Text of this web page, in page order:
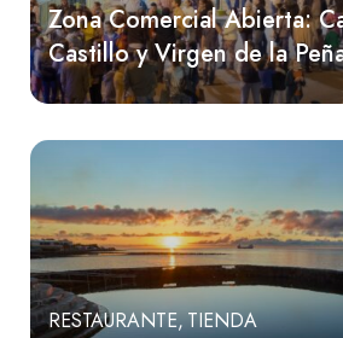
Zona Comercial Abierta:
Castillo y Virgen de la
RESTAURANTE TIENDA